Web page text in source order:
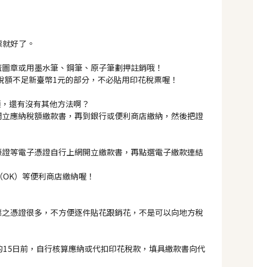
好了。
章或用墨水筆、鋼筆、原子筆劃押註銷哦！
不足新臺幣1元的部分，不必貼用印花稅票喔！
還有沒有其他方法啊？
應納稅額繳款書，再到銀行或便利商店繳納，然後把證
等電子憑證自行上網開立繳款書，再點選電子繳款連結
）等便利商店繳納喔！
憑證很多，不方便逐件貼花跟銷花，不是可以向地方稅
日前，自行核算應納或代扣印花稅款，填具繳款書向代